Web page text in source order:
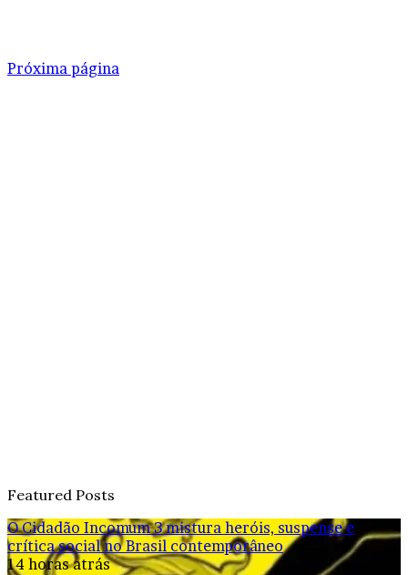
Próxima página
Featured Posts
O Cidadão Incomum 3 mistura heróis, suspense e
crítica social no Brasil contemporâneo
14 horas atrás